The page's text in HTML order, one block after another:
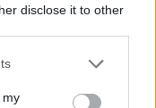
disclose it to other
or more Google
You may click to
my
Όταν
ΝΑΤΟ ήταν
που